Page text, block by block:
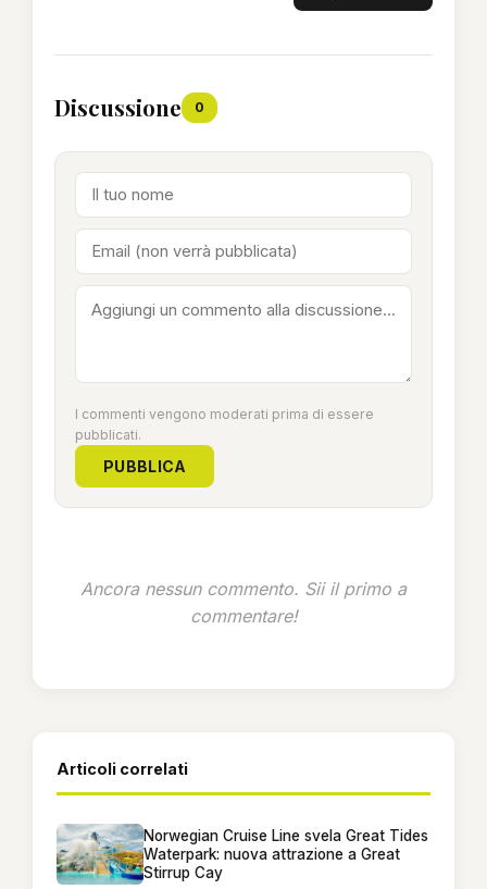
Discussione 0
I commenti vengono moderati prima di essere
pubblicati.
PUBBLICA
Ancora nessun commento. Sii il primo a
commentare!
Articoli correlati
Norwegian Cruise Line svela Great Tides
Waterpark: nuova attrazione a Great
Stirrup Cay